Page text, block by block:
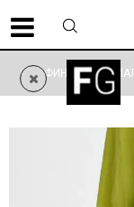
ФИНАЛНО